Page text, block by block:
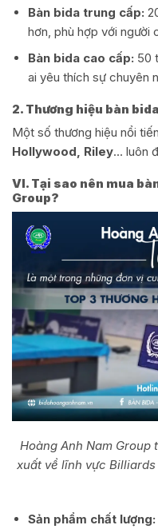
Bàn bida trung cấp:
hơn, phù hợp với người
Bàn bida cao cấp: 50
ai yêu thích sự chuyên
2. Thương hiệu bàn
Một số thương hiệu nổi
Hollywood, Riley… luôn
VI. Tại sao nên mua
Group?
Hoàng Anh Nam Group
xuất về lĩnh vực
Sản phẩm chất lượng: